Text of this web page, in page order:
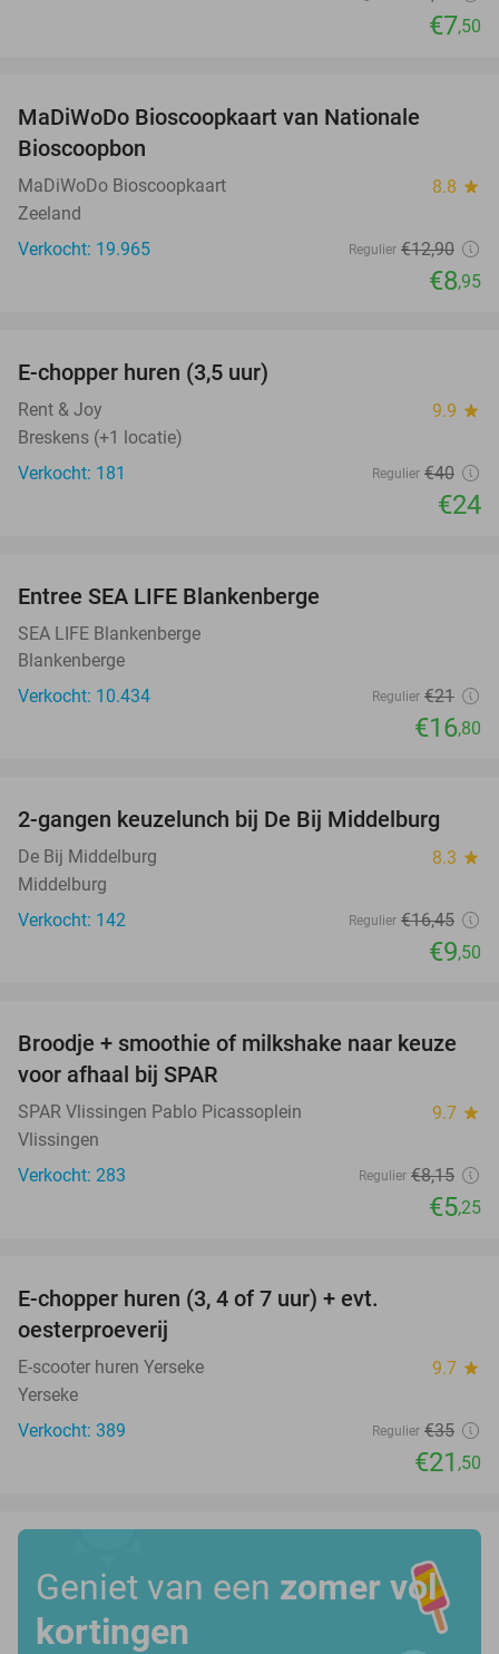
€7,50
MaDiWoDo Bioscoopkaart van Nationale
Bioscoopbon
MaDiWoDo Bioscoopkaart 8.8 star
Zeeland
Verkocht: 19.965
Regulier €12,90
€8,95
E-chopper huren (3,5 uur)
Rent & Joy 9.9 star
Breskens (+1 locatie)
Verkocht: 181
Regulier €40
€24
Entree SEA LIFE Blankenberge
SEA LIFE Blankenberge
Blankenberge
Verkocht: 10.434
Regulier €21
€16,80
42%
2-gangen keuzelunch bij De Bij Middelburg
De Bij Middelburg 8.3 star
Middelburg
Verkocht: 142
Regulier €16,45
€9,50
36%
Broodje + smoothie of milkshake naar keuze
voor afhaal bij SPAR
SPAR Vlissingen Pablo Picassoplein 9.7 star
Vlissingen
Verkocht: 283
Regulier €8,15
€5,25
E-chopper huren (3, 4 of 7 uur) + evt.
oesterproeverij
E-scooter huren Yerseke 9.7 star
Yerseke
Verkocht: 389
Regulier €35
€21 ,50
Geniet van een zomer vol
kortingen